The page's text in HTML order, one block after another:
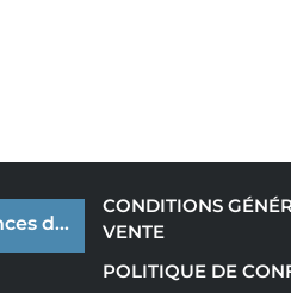
de cookies
CONDITIONS
VENTE
POLITIQUE DE